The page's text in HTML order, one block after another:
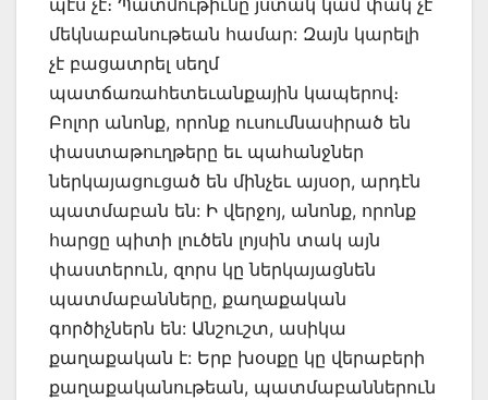
պէս չէ։ Պատմութիւնը յստակ կամ փակ չէ
մեկնաբանութեան համար: Զայն կարելի
չէ բացատրել սեղմ
պատճառահետեւանքային կապերով։
Բոլոր անոնք, որոնք ուսումնասիրած են
փաստաթուղթերը եւ պահանջներ
ներկայացուցած են մինչեւ այսօր, արդէն
պատմաբան են: Ի վերջոյ, անոնք, որոնք
հարցը պիտի լուծեն լոյսին տակ այն
փաստերուն, զորս կը ներկայացնեն
պատմաբանները, քաղաքական
գործիչներն են: Անշուշտ, ասիկա
քաղաքական է: Երբ խօսքը կը վերաբերի
քաղաքականութեան, պատմաբաններուն